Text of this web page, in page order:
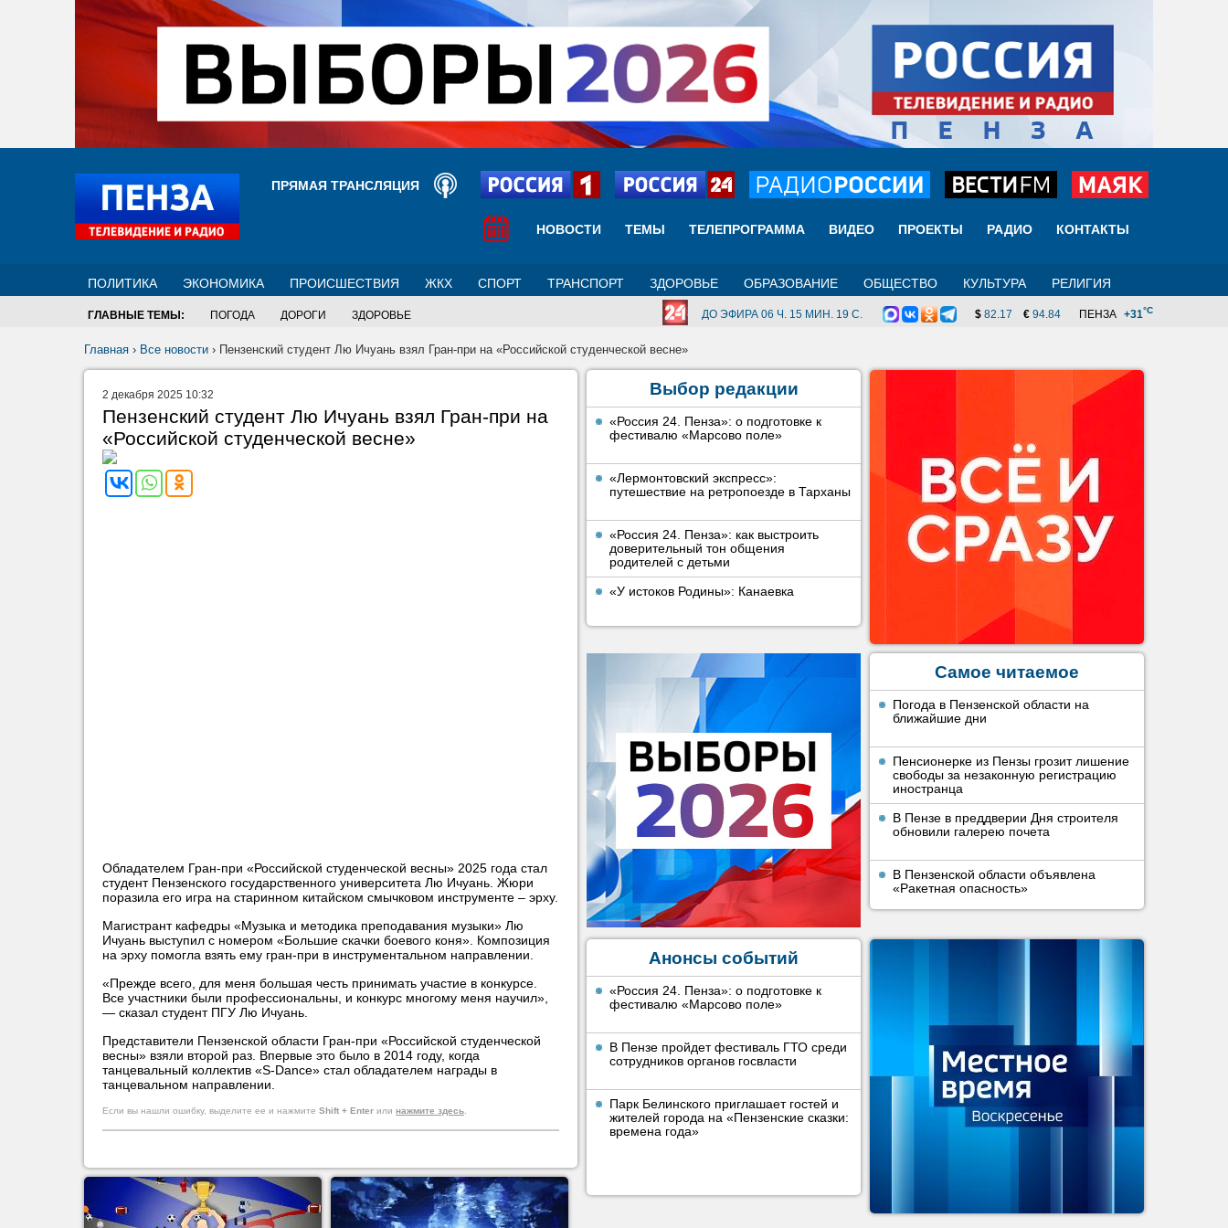
ПРЯМАЯ ТРАНСЛЯЦИЯ
НОВОСТИ ТЕМЫ ТЕЛЕПРОГРАММА ВИДЕО ПРОЕКТЫ РАДИО КОНТАКТЫ
ПОЛИТИКА ЭКОНОМИКА ПРОИСШЕСТВИЯ ЖКХ СПОРТ ТРАНСПОРТ ЗДОРОВЬЕ ОБРАЗОВАНИЕ ОБЩЕСТВО КУЛЬТУРА РЕЛИГИЯ
ГЛАВНЫЕ ТЕМЫ: ПОГОДА ДОРОГИ ЗДОРОВЬЕ ПЕНЗА +31°C
$ 82.17 € 94.84
ДО ЭФИРА 06 Ч. 15 МИН. 18 C.
Главная › Все новости › Пензенский студент Лю Ичуань взял Гран-при на «Российской студенческой весне»
Выбор редакции
«Россия 24. Пенза»: о подготовке к
фестивалю «Марсово поле»
«Лермонтовский экспресс»:
путешествие на ретропоезде в Тарханы
«Россия 24. Пенза»: как выстроить
доверительный тон общения
родителей с детьми
«У истоков Родины»: Канаевка
Самое читаемое
Погода в Пензенской области на
ближайшие дни
Пенсионерке из Пензы грозит лишение
свободы за незаконную регистрацию
иностранца
В Пензе в преддверии Дня строителя
обновили галерею почета
В Пензенской области объявлена
«Ракетная опасность»
Анонсы событий
«Россия 24. Пенза»: о подготовке к
фестивалю «Марсово поле»
В Пензе пройдет фестиваль ГТО среди
сотрудников органов госвласти
Парк Белинского приглашает гостей и
жителей города на «Пензенские сказки:
времена года»
2 декабря 2025 10:32
Пензенский студент Лю Ичуань взял Гран-при на
«Российской студенческой весне»
Обладателем Гран-при «Российской студенческой весны» 2025 года стал
студент Пензенского государственного университета Лю Ичуань. Жюри
поразила его игра на старинном китайском смычковом инструменте – эрху.
Магистрант кафедры «Музыка и методика преподавания музыки» Лю
Ичуань выступил с номером «Большие скачки боевого коня». Композиция
на эрху помогла взять ему гран-при в инструментальном направлении.
«Прежде всего, для меня большая честь принимать участие в конкурсе.
Все участники были профессиональны, и конкурс многому меня научил»,
— сказал студент ПГУ Лю Ичуань.
Представители Пензенской области Гран-при «Российской студенческой
весны» взяли второй раз. Впервые это было в 2014 году, когда
танцевальный коллектив «S-Dance» стал обладателем награды в
танцевальном направлении.
Если вы нашли ошибку, выделите ее и нажмите Shift + Enter или нажмите здесь